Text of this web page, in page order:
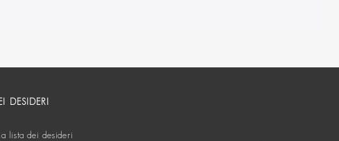
DESIDERI
lista dei desideri